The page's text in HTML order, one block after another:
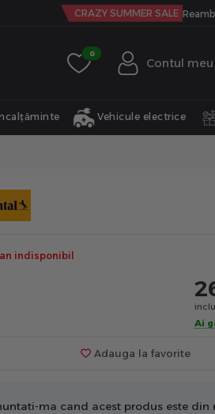
CRAZY SUMMER SALE
0
Contul meu
Vehicule electrice
indisponibil
Ai
Adauga la favorite
ma cand acest produs este din